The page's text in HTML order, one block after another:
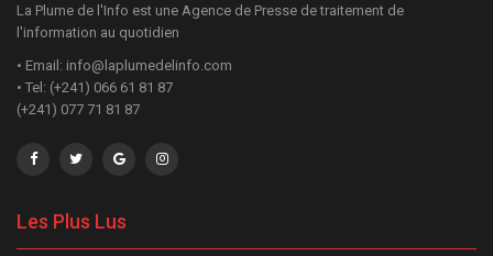
La Plume de l'Info est une Agence de Presse de traitement de
l'information au quotidien
• Email: info@laplumedelinfo.com
• Tel: (+241) 066 61 81 87
(+241) 077 71 81 87
Les Plus Lus